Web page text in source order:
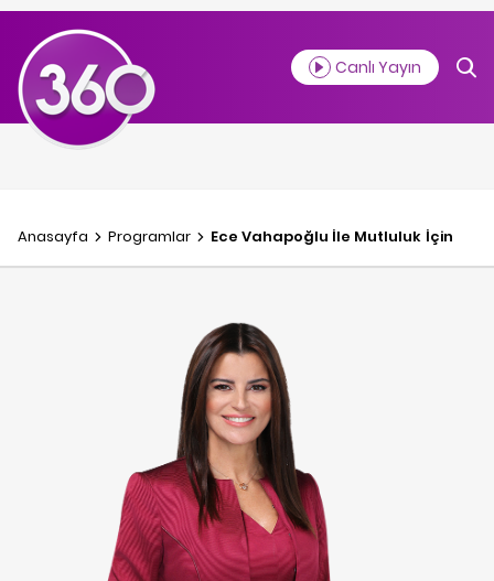
Canlı Yayın
Anasayfa Programlar Ece Vahapoğlu İle Mutluluk İçin